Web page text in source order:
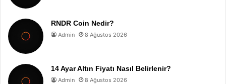
RNDR Coin Nedir?
Admin 8 Ağustos 2026
14 Ayar Altın Fiyatı Nasıl Belirlenir?
Admin 8 Ağustos 2026